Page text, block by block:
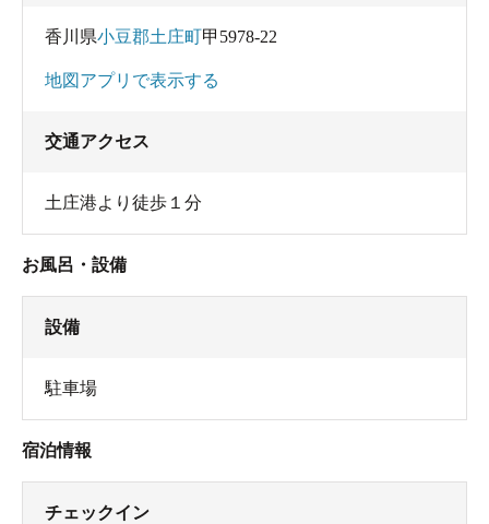
香川県小豆郡土庄町甲5978-22
地図アプリで表示する
交通アクセス
土庄港より徒歩１分
お風呂・設備
設備
駐車場
宿泊情報
チェックイン